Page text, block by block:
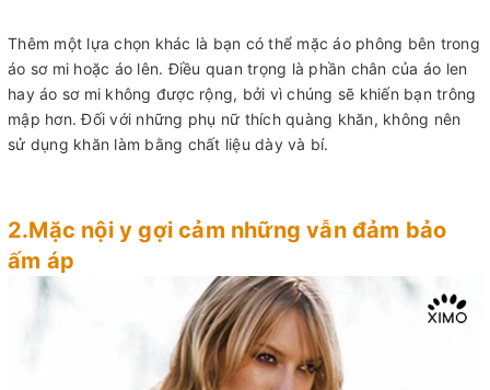
Thêm một lựa chọn khác là bạn có thể mặc áo phông bên trong
áo sơ mi hoặc áo lên. Điều quan trọng là phần chân của áo len
hay áo sơ mi không được rộng, bởi vì chúng sẽ khiến bạn trông
mập hơn. Đối với những phụ nữ thích quàng khăn, không nên
sử dụng khăn làm bằng chất liệu dày và bí.
2.Mặc nội y gợi cảm những vẫn đảm bảo
ấm áp